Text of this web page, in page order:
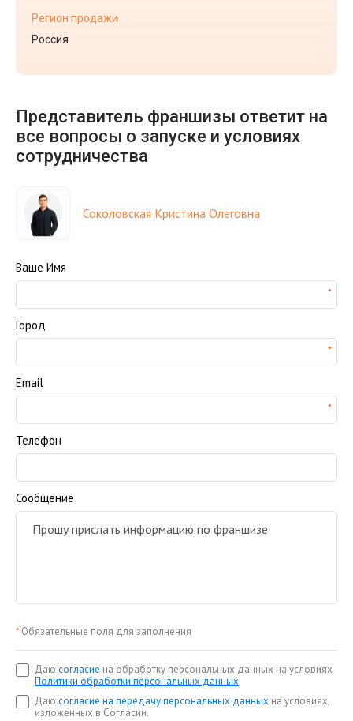
Регион продажи
Россия
Представитель франшизы ответит на
все вопросы о запуске и условиях
сотрудничества
Соколовская Кристина Олеговна
Ваше Имя
Город
Email
Телефон
Сообщение
* Обязательные поля для заполнения
Даю согласие на обработку персональных данных на условиях
Политики обработки персональных данных
Даю согласие на передачу персональных данных на условиях,
изложенных в Согласии.